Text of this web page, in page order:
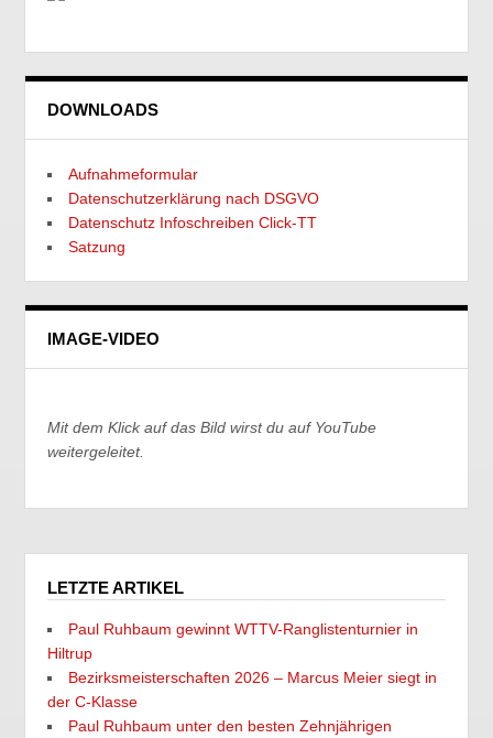
DOWNLOADS
Aufnahmeformular
Datenschutzerklärung nach DSGVO
Datenschutz Infoschreiben Click-TT
Satzung
IMAGE-VIDEO
Mit dem Klick auf das Bild wirst du auf YouTube
weitergeleitet.
LETZTE ARTIKEL
Paul Ruhbaum gewinnt WTTV-Ranglistenturnier in
Hiltrup
Bezirksmeisterschaften 2026 – Marcus Meier siegt in
der C-Klasse
Paul Ruhbaum unter den besten Zehnjährigen